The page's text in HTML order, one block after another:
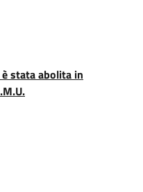
è stata abolita in